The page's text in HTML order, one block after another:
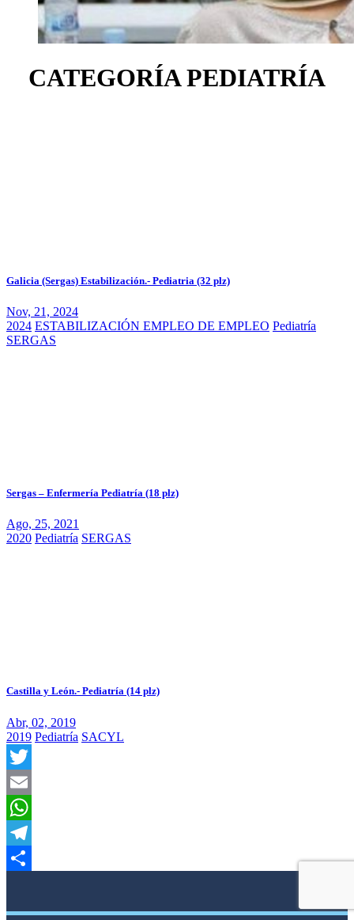
CATEGORÍA PEDIATRÍA
Galicia (Sergas) Estabilización.- Pediatria (32 plz)
Nov, 21, 2024
2024 ESTABILIZACIÓN EMPLEO DE EMPLEO Pediatría
SERGAS
Sergas – Enfermería Pediatría (18 plz)
Ago, 25, 2021
2020 Pediatría SERGAS
Castilla y León.- Pediatría (14 plz)
Abr, 02, 2019
2019 Pediatría SACYL
Twitter
Email
WhatsApp
Telegram